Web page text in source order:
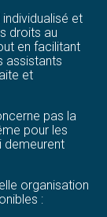
et
droits au
en facilitant
assistants
et
pas la
pour les
demeurent
organisation
: